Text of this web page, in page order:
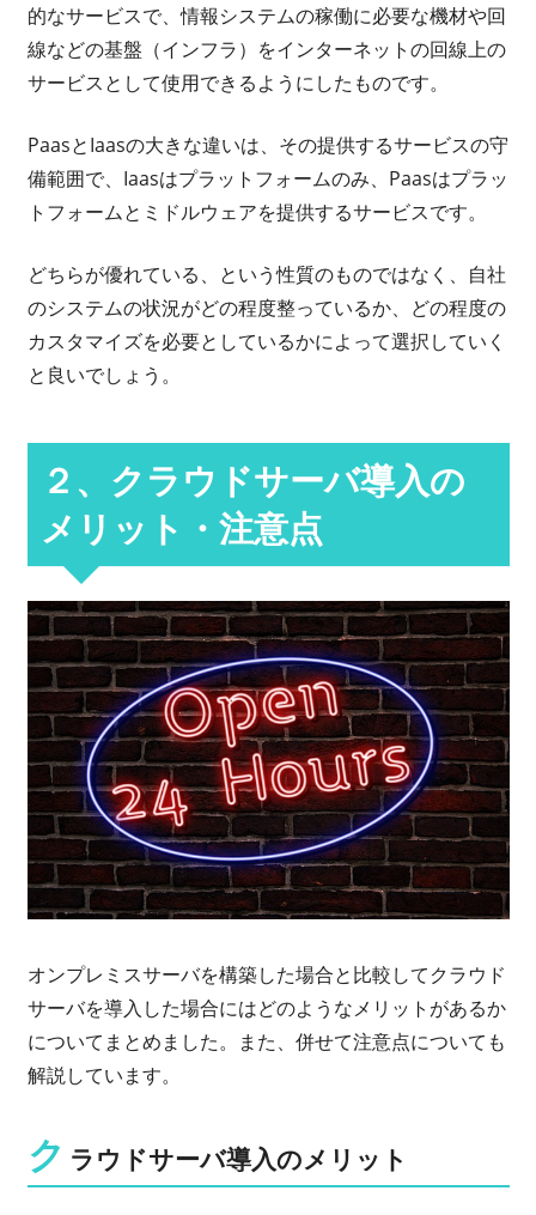
的なサービスで、情報システムの稼働に必要な機材や回
線などの基盤（インフラ）をインターネットの回線上の
サービスとして使用できるようにしたものです。
PaasとIaasの大きな違いは、その提供するサービスの守
備範囲で、Iaasはプラットフォームのみ、Paasはプラッ
トフォームとミドルウェアを提供するサービスです。
どちらが優れている、という性質のものではなく、自社
のシステムの状況がどの程度整っているか、どの程度の
カスタマイズを必要としているかによって選択していく
と良いでしょう。
２、クラウドサーバ導入の
メリット・注意点
オンプレミスサーバを構築した場合と比較してクラウド
サーバを導入した場合にはどのようなメリットがあるか
についてまとめました。また、併せて注意点についても
解説しています。
ク ラウドサーバ導入のメリット